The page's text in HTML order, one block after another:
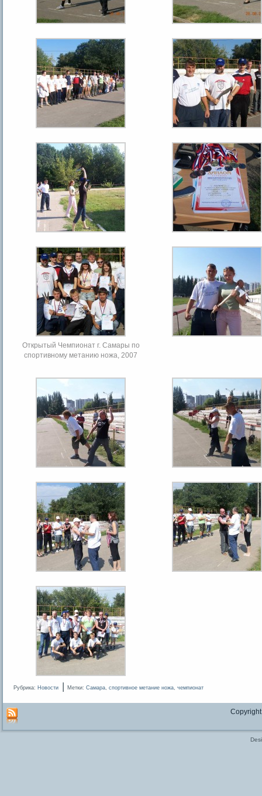
Открытый Чемпионат г. Самары по
спортивному метанию ножа, 2007
Рубрика: Новости | Метки: Самара, спортивное метание ножа, чемпионат